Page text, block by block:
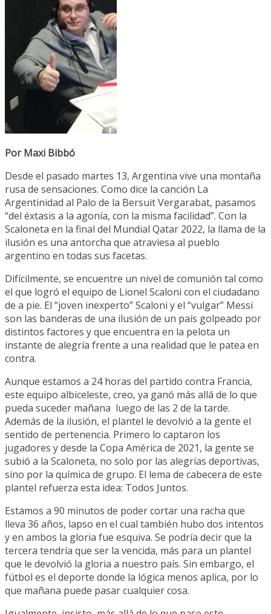
Por Maxi Bibbó
Desde el pasado martes 13, Argentina vive una montaña
rusa de sensaciones. Como dice la canción La
Argentinidad al Palo de la Bersuit Vergarabat, pasamos
“del éxtasis a la agonía, con la misma facilidad”. Con la
Scaloneta en la final del Mundial Qatar 2022, la llama de la
ilusión es una antorcha que atraviesa al pueblo
argentino en todas sus facetas.
Difícilmente, se encuentre un nivel de comunión tal como
el que logró el equipo de Lionel Scaloni con el ciudadano
de a pie. El “joven inexperto” Scaloni y el “vulgar” Messi
son las banderas de una ilusión de un país golpeado por
distintos factores y que encuentra en la pelota un
instante de alegría frente a una realidad que le patea en
contra.
Aunque estamos a 24 horas del partido contra Francia,
este equipo albiceleste, creo, ya ganó más allá de lo que
pueda suceder mañana luego de las 2 de la tarde.
Además de la ilusión, el plantel le devolvió a la gente el
sentido de pertenencia. Primero lo captaron los
jugadores y desde la Copa América de 2021, la gente se
subió a la Scaloneta, no solo por las alegrías deportivas,
sino por la química de grupo. El lema de cabecera de este
plantel refuerza esta idea: Todos Juntos.
Estamos a 90 minutos de poder cortar una racha que
lleva 36 años, lapso en el cual también hubo dos intentos
y en ambos la gloria fue esquiva. Se podría decir que la
tercera tendría que ser la vencida, más para un plantel
que le devolvió la gloria a nuestro país. Sin embargo, el
fútbol es el deporte donde la lógica menos aplica, por lo
que mañana puede pasar cualquier cosa.